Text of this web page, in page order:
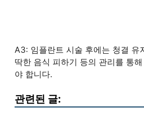
A3: 임플란트 시술 후에는 청결 유
딱한 음식 피하기 등의 관리를 통
야 합니다.
관련된 글: